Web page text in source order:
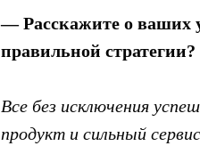
— Расскажите о ваших
правильной стратегии?
Все без исключения
продукт и сильный